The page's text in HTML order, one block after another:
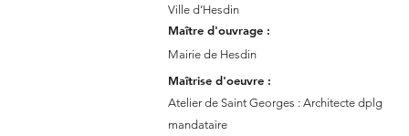
Atelier de Saint Georges : Architecte dplg
mandataire
Maîtrise d'oeuvre :
Ville d’Hesdin
Mairie de Hesdin
Maître d'ouvrage :